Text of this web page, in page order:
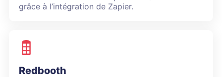
grâce à l’intégration de Zapier.
Redbooth